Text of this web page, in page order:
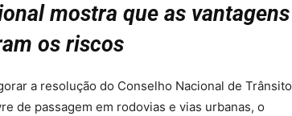
mostra que as vantagens
os riscos
a resolução do Conselho Nacional de Trânsito
de passagem em rodovias e vias urbanas, o